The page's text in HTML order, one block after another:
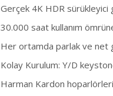
Gerçek 4K HDR sürükleyici
30.000 saat kullanım
Her ortamda parlak ve net
Kolay Kurulum: Y/D
Harman Kardon